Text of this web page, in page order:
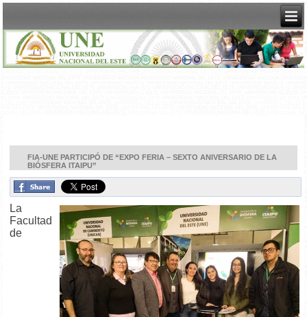
FIA-UNE PARTICIPÓ DE “EXPO FERIA – SEXTO ANIVERSARIO DE LA
BIÓSFERA ITAIPU”
La
Facultad
de